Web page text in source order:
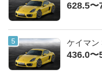
628.5〜
ケイマン
436.0〜